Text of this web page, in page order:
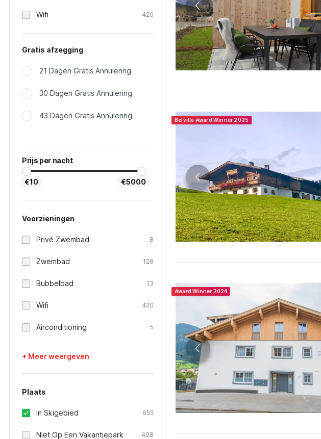
Wifi 420
Gratis afzegging
21 Dagen Gratis Annulering
30 Dagen Gratis Annulering
43 Dagen Gratis Annulering
Prijs per nacht
€10 €5000
Voorzieningen
Privé Zwembad 8
Zwembad 128
Bubbelbad 13
Wifi 420
Airconditioning 5
+ Meer weergeven
Plaats
In Skigebied 655
Niet Op Een Vakantiepark 498
Belvilla Award Winner 2025
Award Winner 2024